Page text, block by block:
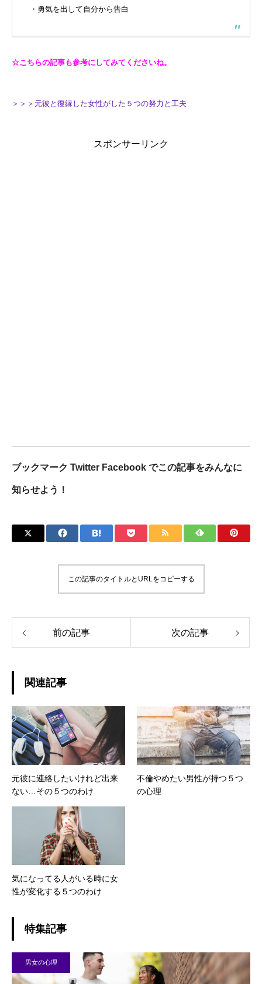
・勇気を出して自分から告白
☆こちらの記事も参考にしてみてくださいね。
＞＞＞元彼と復縁した女性がした５つの努力と工夫
スポンサーリンク
ブックマーク Twitter Facebook でこの記事をみんなに
知らせよう！
この記事のタイトルとURLをコピーする
前の記事 次の記事
関連記事
元彼に連絡したいけれど出来
ない…その５つのわけ
不倫やめたい男性が持つ５つ
の心理
気になってる人がいる時に女
性が変化する５つのわけ
特集記事
男女の心理